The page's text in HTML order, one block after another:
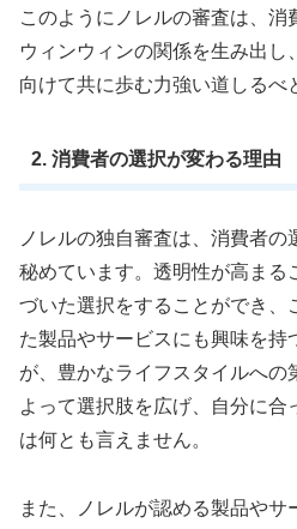
このようにノレルの審査は、消
ウィンウィンの関係を生み出し
向けて共に歩む力強い道しるべ
2. 消費者の選択が変わる理由
ノレルの独自審査は、消費者
秘めています。透明性が高まる
づいた選択をすることができ、
た製品やサービスにも興味を持
が、豊かなライフスタイルへの
よって選択肢を広げ、自分に合
は何とも言えません。
また、ノレルが認める製品や